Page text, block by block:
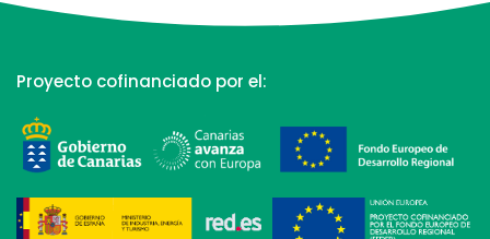
Proyecto cofinanciado por el: